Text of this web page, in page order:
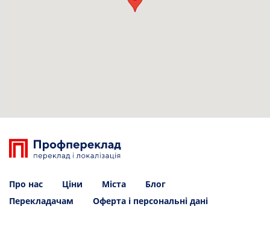
Про нас Ціни Міста
Блог
Перекладачам
Оферта і персональні дані